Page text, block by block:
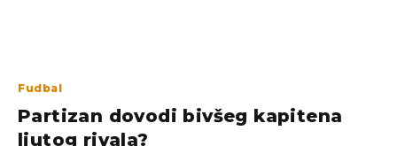
Fudbal
Partizan dovodi bivšeg kapitena
ljutog rivala?